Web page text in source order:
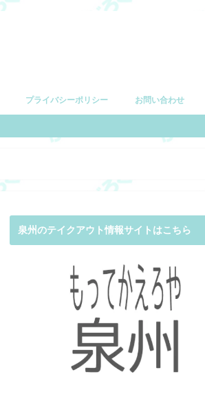
プライバシーポリシー お問い合わせ
泉州のテイクアウト情報サイトはこちら